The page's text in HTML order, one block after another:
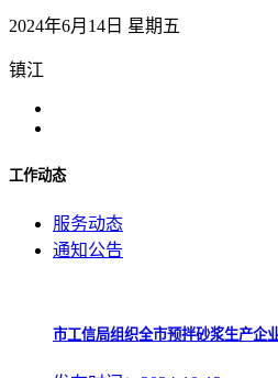
2024年6月14日 星期五
镇江
工作动态
服务动态
通知公告
市工信局组织全市预拌砂浆生产企